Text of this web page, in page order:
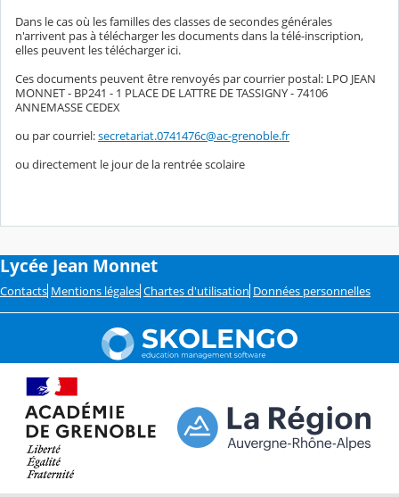
Dans le cas où les familles des classes de secondes générales
n'arrivent pas à télécharger les documents dans la télé-inscription,
elles peuvent les télécharger ici.
Ces documents peuvent être renvoyés par courrier postal: LPO JEAN
MONNET - BP241 - 1 PLACE DE LATTRE DE TASSIGNY - 74106
ANNEMASSE CEDEX
ou par courriel:secretariat.0741476c@ac-grenoble.fr
ou directement le jour de la rentrée scolaire
Lycée Jean Monnet
Contacts Mentions légales Chartes d'utilisation Données personnelles